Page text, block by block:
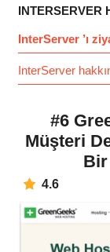
INTERSERVER
InterServer ’ı
InterServer
#6
Müşteri
Bir
4.6